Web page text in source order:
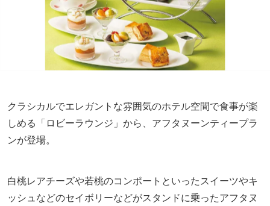
クラシカルでエレガントな雰囲気のホテル空間で食事が楽
しめる「ロビーラウンジ」から、アフタヌーンティープラ
ンが登場。
白桃レアチーズや若桃のコンポートといったスイーツやキ
ッシュなどのセイボリーなどがスタンドに乗ったアフタヌ